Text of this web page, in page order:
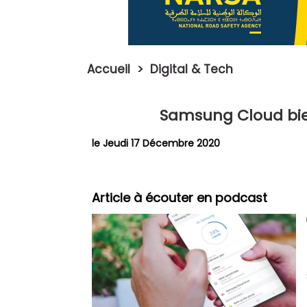
Accueil > Digital & Tech
Samsung Cloud
le Jeudi 17 Décembre 2020
Article à écouter en podcast